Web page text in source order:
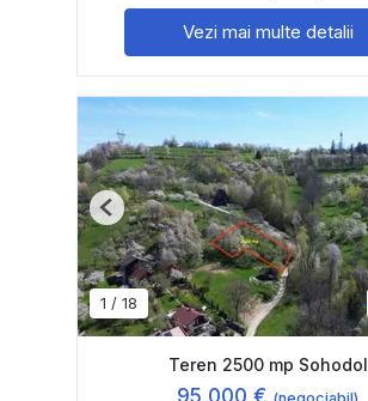
Vezi mai multe detalii
1 / 18
Previous
Teren 2500 mp Sohodol
95,000 €